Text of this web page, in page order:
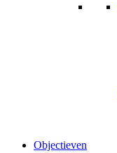
Objectieven